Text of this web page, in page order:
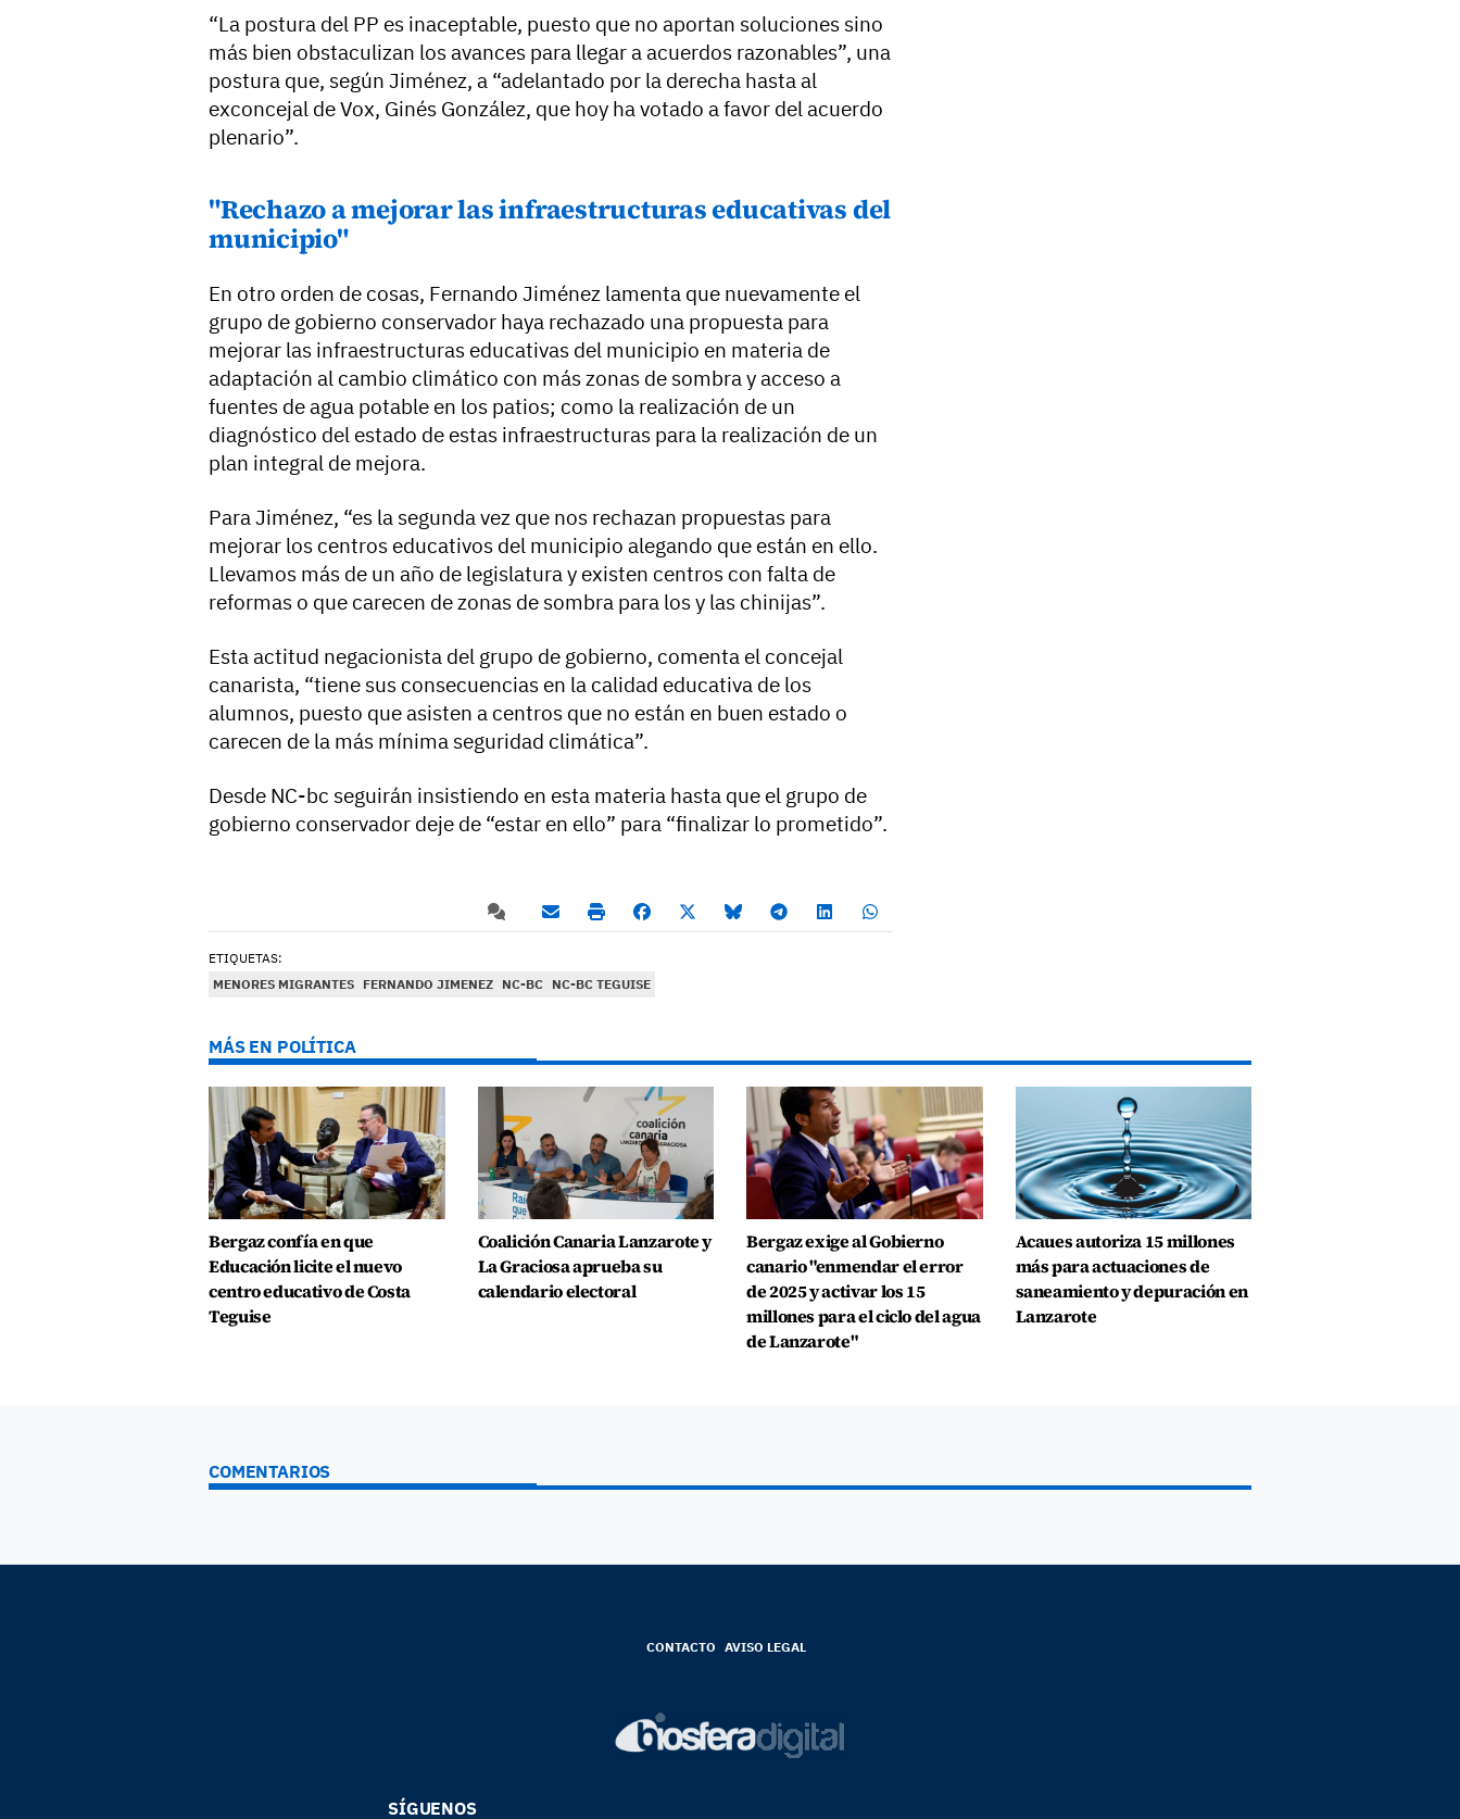
“La postura del PP es inaceptable, puesto que no aportan soluciones sino
más bien obstaculizan los avances para llegar a acuerdos razonables”, una
postura que, según Jiménez, a “adelantado por la derecha hasta al
exconcejal de Vox, Ginés González, que hoy ha votado a favor del acuerdo
plenario”.
"Rechazo a mejorar las infraestructuras educativas del
municipio"
En otro orden de cosas, Fernando Jiménez lamenta que nuevamente el
grupo de gobierno conservador haya rechazado una propuesta para
mejorar las infraestructuras educativas del municipio en materia de
adaptación al cambio climático con más zonas de sombra y acceso a
fuentes de agua potable en los patios; como la realización de un
diagnóstico del estado de estas infraestructuras para la realización de un
plan integral de mejora.
Para Jiménez, “es la segunda vez que nos rechazan propuestas para
mejorar los centros educativos del municipio alegando que están en ello.
Llevamos más de un año de legislatura y existen centros con falta de
reformas o que carecen de zonas de sombra para los y las chinijas”.
Esta actitud negacionista del grupo de gobierno, comenta el concejal
canarista, “tiene sus consecuencias en la calidad educativa de los
alumnos, puesto que asisten a centros que no están en buen estado o
carecen de la más mínima seguridad climática”.
Desde NC-bc seguirán insistiendo en esta materia hasta que el grupo de
gobierno conservador deje de “estar en ello” para “finalizar lo prometido”.
ETIQUETAS:
MENORES MIGRANTES FERNANDO JIMENEZ NC-BC NC-BC TEGUISE
MÁS EN POLÍTICA
Bergaz confía en que
Educación licite el nuevo
centro educativo de Costa
Teguise
Coalición Canaria Lanzarote y
La Graciosa aprueba su
calendario electoral
Bergaz exige al Gobierno
canario "enmendar el error
de 2025 y activar los 15
millones para el ciclo del agua
de Lanzarote"
Acaues autoriza 15 millones
más para actuaciones de
saneamiento y depuración en
Lanzarote
COMENTARIOS
CONTACTO AVISO LEGAL
SÍGUENOS